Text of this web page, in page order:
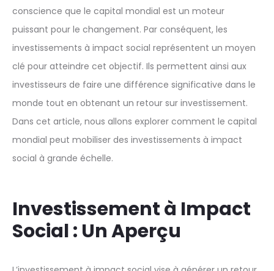
conscience que le capital mondial est un moteur
puissant pour le changement. Par conséquent, les
investissements à impact social représentent un moyen
clé pour atteindre cet objectif. Ils permettent ainsi aux
investisseurs de faire une différence significative dans le
monde tout en obtenant un retour sur investissement.
Dans cet article, nous allons explorer comment le capital
mondial peut mobiliser des investissements à impact
social à grande échelle.
Investissement à Impact
Social : Un Aperçu